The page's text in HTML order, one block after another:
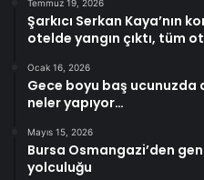
Temmuz 19, 2026
Şarkıcı Serkan Kaya’nın
otelde yangın çıktı, tüm
Ocak 16, 2026
Gece boyu baş ucunuzda
neler yapıyor…
Mayıs 15, 2026
Bursa Osmangazi’den
yolculuğu